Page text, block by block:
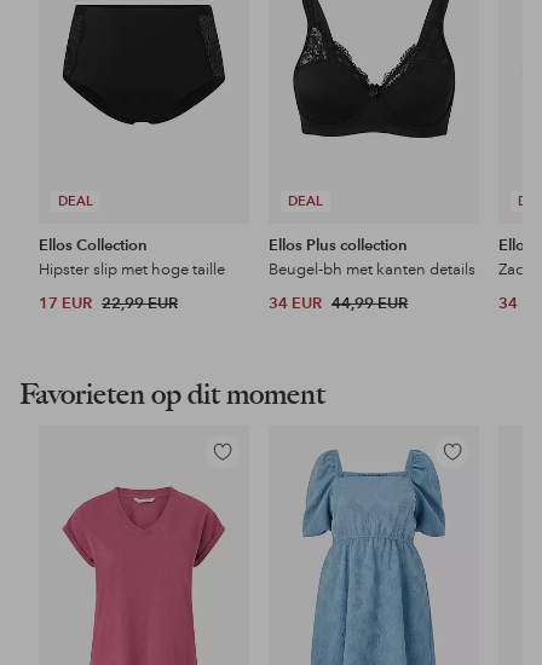
DEAL
Ellos Collection
Hipster slip met hoge taille
17 EUR 22,99 EUR
DEAL
Ellos Plus collection
Beugel-bh met kanten details
34 EUR 44,99 EUR
Ellos
34
Favorieten op dit moment
Toevoegen
favorieten
Toevoegen
aan
favorieten